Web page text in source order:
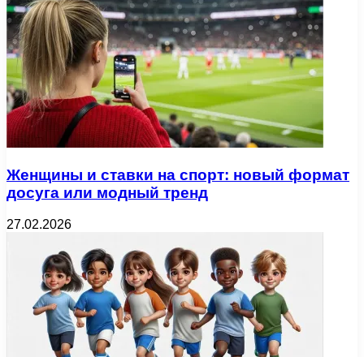
Женщины и ставки на спорт: новый формат
досуга или модный тренд
27.02.2026